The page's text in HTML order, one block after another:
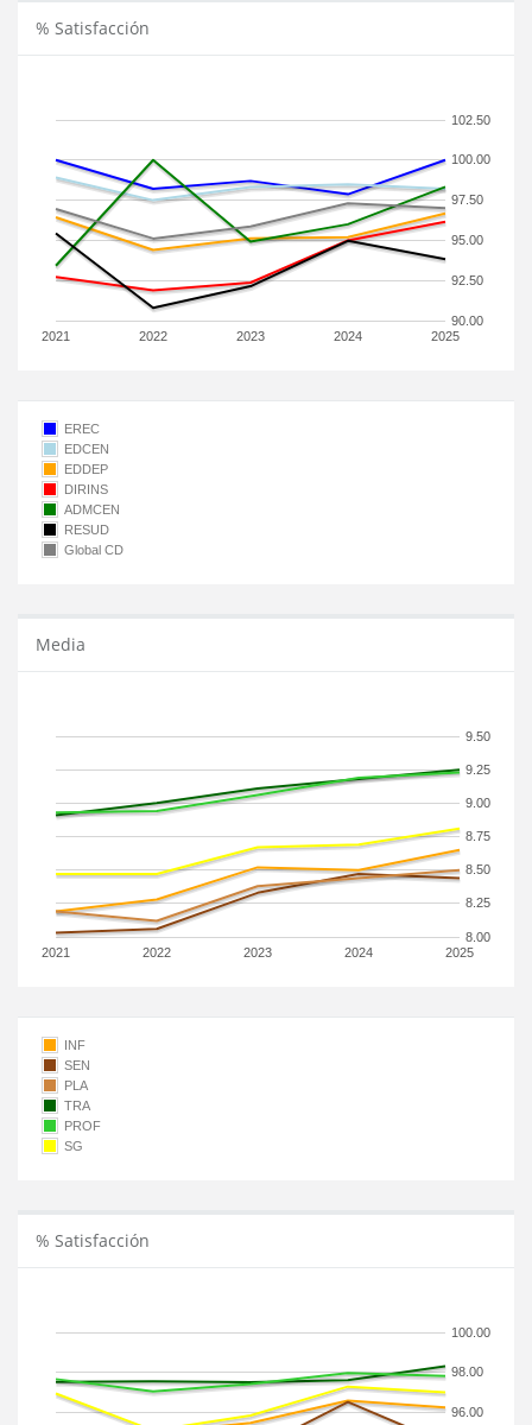
% Satisfacción
2021 2022 2023 2024 2025
90.00
92.50
95.00
97.50
100.00
102.50
EREC
EDCEN
EDDEP
DIRINS
ADMCEN
RESUD
Global CD
Media
2021 2022 2023 2024 2025
8.00
8.25
8.50
8.75
9.00
9.25
9.50
INF
SEN
PLA
TRA
PROF
SG
% Satisfacción
96.00
98.00
100.00